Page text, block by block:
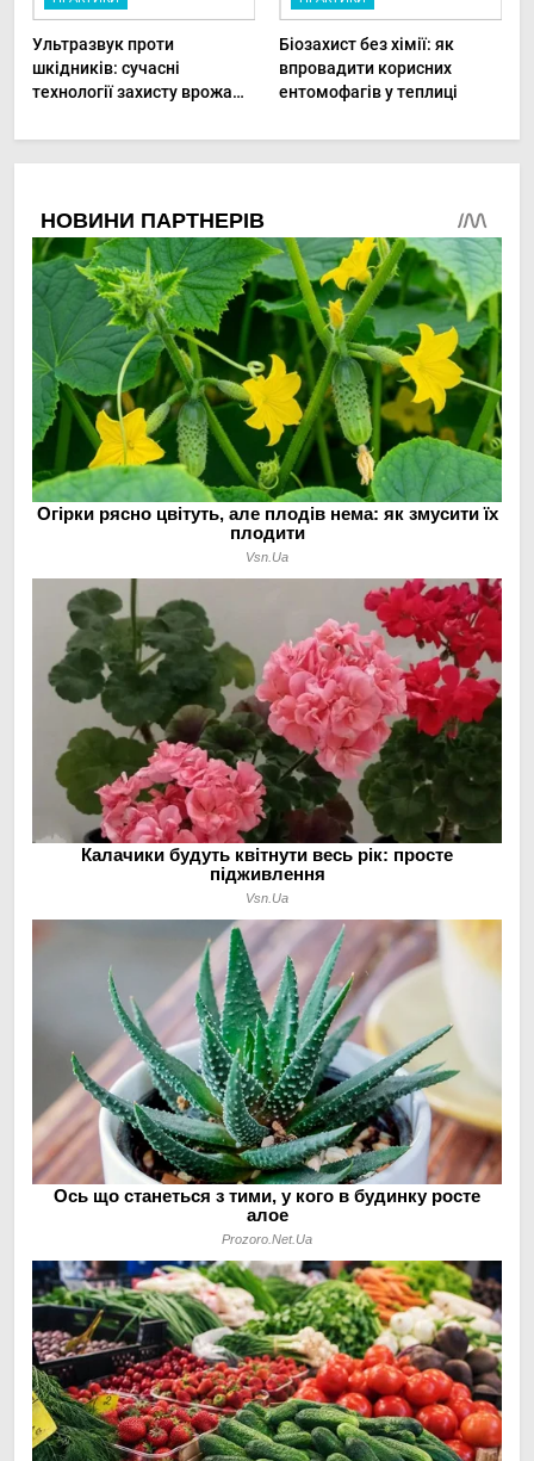
Ультразвук проти
шкідників: сучасні
технології захисту врожаю
Біозахист без хімії: як
впровадити корисних
ентомофагів у теплиці